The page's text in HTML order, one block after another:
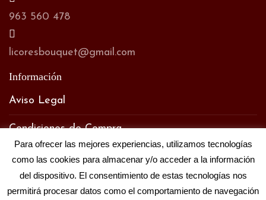
963 560 478
licoresbouquet@gmail.com
Información
Aviso Legal
Condiciones de Compra
Política de Privacidad
Política de Cookies
Para ofrecer las mejores experiencias, utilizamos tecnologías
como las cookies para almacenar y/o acceder a la información
del dispositivo. El consentimiento de estas tecnologías nos
permitirá procesar datos como el comportamiento de navegación